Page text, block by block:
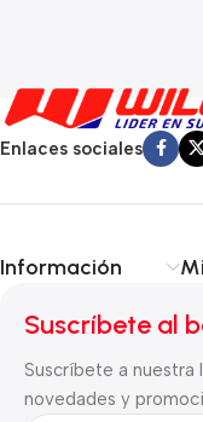
Enlaces sociales
Información
Suscríbete al
Suscríbete a nuestra
novedades y